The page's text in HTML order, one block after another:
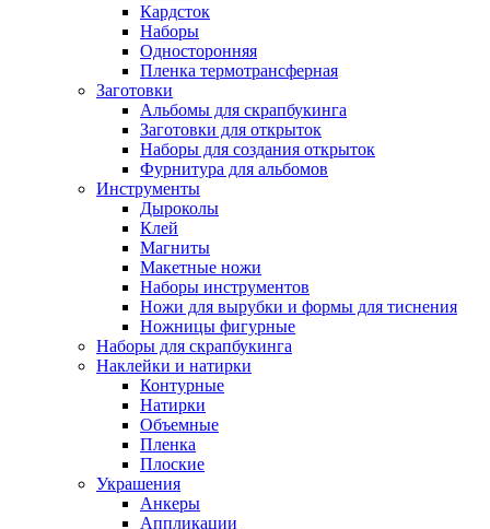
Кардсток
Наборы
Односторонняя
Пленка термотрансферная
Заготовки
Альбомы для скрапбукинга
Заготовки для открыток
Наборы для создания открыток
Фурнитура для альбомов
Инструменты
Дыроколы
Клей
Магниты
Макетные ножи
Наборы инструментов
Ножи для вырубки и формы для тиснения
Ножницы фигурные
Наборы для скрапбукинга
Наклейки и натирки
Контурные
Натирки
Объемные
Пленка
Плоские
Украшения
Анкеры
Аппликации